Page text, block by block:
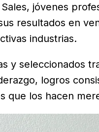
jóvenes
resultados en
industrias.
y seleccionados
logros
que los hacen